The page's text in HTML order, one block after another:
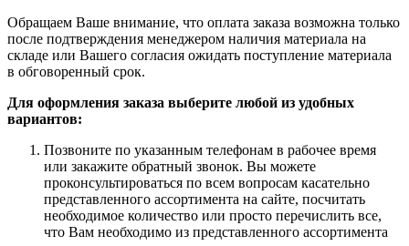
Обращаем Ваше внимание, что оплата заказа возможна только
после подтверждения менеджером наличия материала на
складе или Вашего согласия ожидать поступление материала
в обговоренный срок.
Для оформления заказа выберите любой из удобных
вариантов:
Позвоните по указанным телефонам в рабочее время
или закажите обратный звонок. Вы можете
проконсультироваться по всем вопросам касательно
представленного ассортимента на сайте, посчитать
необходимое количество или просто перечислить все,
что Вам необходимо из представленного ассортимента